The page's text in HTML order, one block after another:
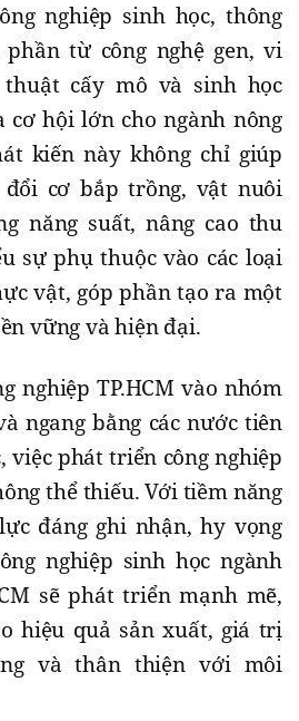
nghiệp sinh học, thông
từ công nghệ gen, vi
thuật cấy mô và sinh học
hội lớn cho ngành nông
kiến ​​này không chỉ giúp
đổi cơ bắp trồng, vật nuôi
năng suất, nâng cao thu
sự phụ thuộc vào các loại
vật, góp phần tạo ra một
vững và hiện đại.
nghiệp TP.HCM vào nhóm
ngang bằng các nước tiên
việc phát triển công nghiệp
thể thiếu. Với tiềm năng
đáng ghi nhận, hy vọng
nghiệp sinh học ngành
sẽ phát triển mạnh mẽ,
hiệu quả sản xuất, giá trị
và thân thiện với môi